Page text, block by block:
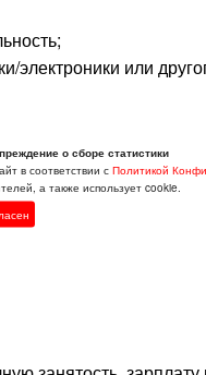
или
(банкоматы,
о сборе статистики
в соответствии с Политикой
а также использует cookie.